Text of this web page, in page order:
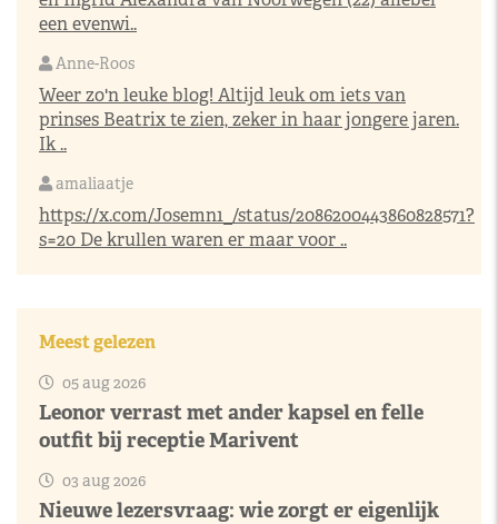
een evenwi..
Anne-Roos
Weer zo'n leuke blog! Altijd leuk om iets van
prinses Beatrix te zien, zeker in haar jongere jaren.
Ik ..
amaliaatje
https://x.com/Josemn1_/status/2086200443860828571?
s=20 De krullen waren er maar voor ..
Meest gelezen
05 aug 2026
Leonor verrast met ander kapsel en felle
outfit bij receptie Marivent
03 aug 2026
Nieuwe lezersvraag: wie zorgt er eigenlijk